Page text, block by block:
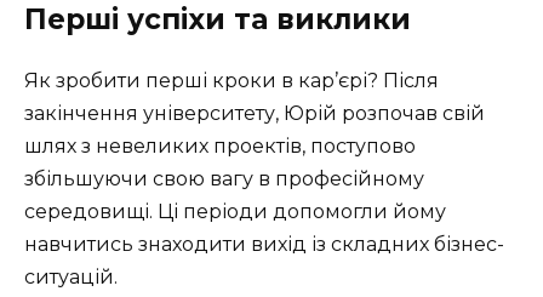
Перші успіхи та виклики
Як зробити перші кроки в кар’єрі? Після
закінчення університету, Юрій розпочав свій
шлях з невеликих проектів, поступово
збільшуючи свою вагу в професійному
середовищі. Ці періоди допомогли йому
навчитись знаходити вихід із складних бізнес-
ситуацій.